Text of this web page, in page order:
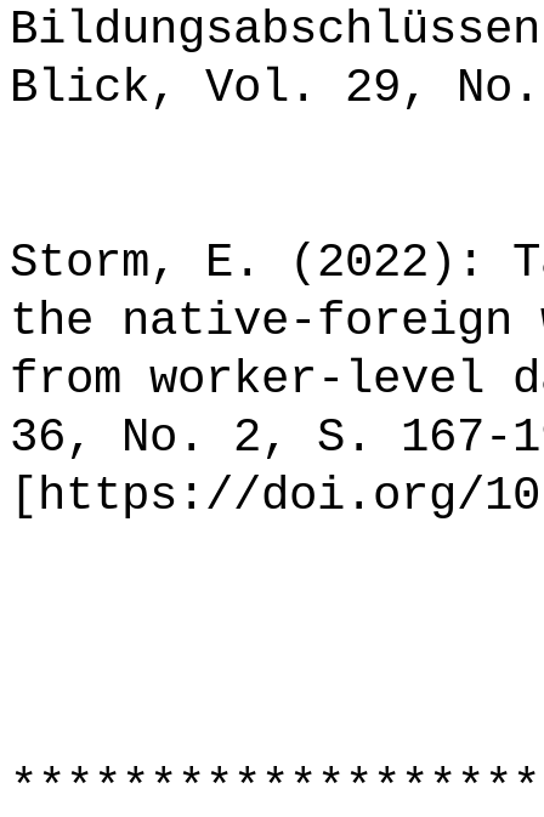
Blick, Vol. 29,
Storm, E. (2022):
the native-foreign
from worker-level
36, No. 2, S. 167-
[https://doi.org/